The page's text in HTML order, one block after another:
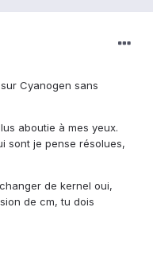
Cyanogen sans
aboutie à mes yeux.
sont je pense résolues,
de kernel oui,
de cm, tu dois